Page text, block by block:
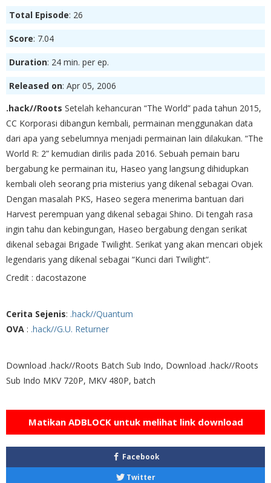
Total Episode: 26
Score: 7.04
Duration: 24 min. per ep.
Released on: Apr 05, 2006
.hack//Roots Setelah kehancuran “The World” pada tahun 2015,
CC Korporasi dibangun kembali, permainan menggunakan data
dari apa yang sebelumnya menjadi permainan lain dilakukan. “The
World R: 2” kemudian dirilis pada 2016. Sebuah pemain baru
bergabung ke permainan itu, Haseo yang langsung dihidupkan
kembali oleh seorang pria misterius yang dikenal sebagai Ovan.
Dengan masalah PKS, Haseo segera menerima bantuan dari
Harvest perempuan yang dikenal sebagai Shino. Di tengah rasa
ingin tahu dan kebingungan, Haseo bergabung dengan serikat
dikenal sebagai Brigade Twilight. Serikat yang akan mencari objek
legendaris yang dikenal sebagai “Kunci dari Twilight“.
Credit : dacostazone
Cerita Sejenis: .hack//Quantum
OVA : .hack//G.U. Returner
Download .hack//Roots Batch Sub Indo, Download .hack//Roots
Sub Indo MKV 720P, MKV 480P, batch
Matikan ADBLOCK untuk melihat link download
Facebook
Twitter